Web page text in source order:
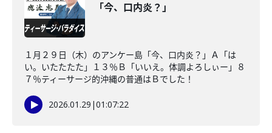
「今、口内炎？」
１月２９日（木）のアンケー島「今、口内炎？」Ａ「は
い。いたたたた」１３％Ｂ「いいえ。体調よろしぃー」８
７％ティーサージ的沖縄の普通はＢでした！
2026.01.29 |01:07:22